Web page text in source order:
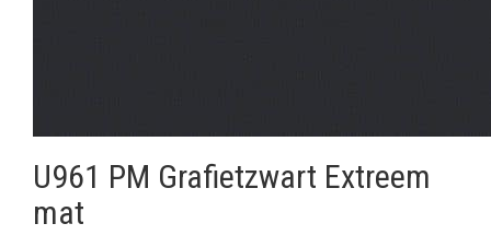
U961 PM Grafietzwart Extreem
mat